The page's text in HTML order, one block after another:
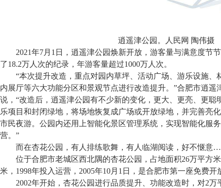
逍遥津公园。人民网 陶伟摄
2021年7月1日，逍遥津公园焕新开放，游客量与满意度节
了18.2万人次的纪录，年游客量超过1000万人次。
“本次提升改造，重点对园内草坪、活动广场、游乐设施、
内展厅等六大功能分区和景观节点进行改造提升。”合肥市逍遥
说，“改造后，逍遥津公园有不少新的变化，更大、更亮、更聪
乐项目和封闭绿地，将场地恢复成广场或开放绿地，并完善亮
市民夜游。公园内还用上智能化景区管理系统，实现智能化服
营。”
而在杏花公园，有人排练歌舞，有人临湖阅读，好不惬
位于合肥市老城区西北隅的杏花公园，占地面积26万平方
米，1998年投入运营，2005年10月1日，是合肥市第一座免费开
2002年开始，杏花公园进行品质提升、功能改造时，对2